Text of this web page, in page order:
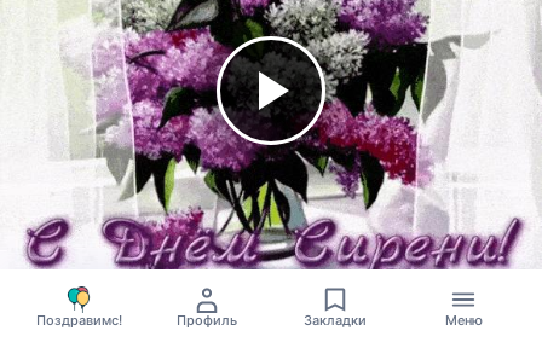
Поздравимс! Профиль Закладки Меню